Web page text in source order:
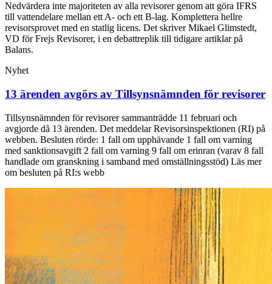
Nedvärdera inte majoriteten av alla revisorer genom att göra IFRS
till vattendelare mellan ett A- och ett B-lag. Komplettera hellre
revisorsprovet med en statlig licens. Det skriver Mikael Glimstedt,
VD för Frejs Revisorer, i en debattreplik till tidigare artiklar på
Balans.
Nyhet
13 ärenden avgörs av Tillsynsnämnden för revisorer
Tillsynsnämnden för revisorer sammanträdde 11 februari och
avgjorde då 13 ärenden. Det meddelar Revisorsinspektionen (RI) på
webben. Besluten rörde: 1 fall om upphävande 1 fall om varning
med sanktionsavgift 2 fall om varning 9 fall om erinran (varav 8 fall
handlade om granskning i samband med omställningsstöd) Läs mer
om besluten på RI:s webb